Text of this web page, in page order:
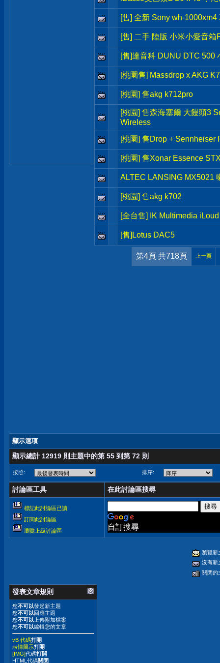
[售] 全新 Sony wh-1000xm4
[售] 二手 陸版 小米小愛音箱
[售]達音科 DUNU DTC 500
[桃園售] Massdrop x AKG
[桃園] 售akg k712pro
[桃園] 售森海塞爾 大饅頭3
Wireless
[桃園] 售Drop + Sennheiser
[桃園] 售Xonar Essence
ALTEC LANSING MX5021
[桃園] 售akg k702
[全台售] IK Multimedia
[售]Lotus DAC5
第4頁 共718頁 上一頁
顯示選項
顯示總計 12919 則主題中的第 55 到第 72 則
按照: 排序:
討論區工具 在此討論區搜尋
標記此討論區已讀
訂閱此討論區
瀏覽上級討論區
自訂搜尋
瀏覽新
沒有新
關閉的
發表文章規則
您不可以發起新主題
您不可以回應主題
您不可以 上傳附加檔案
您不可以編輯您的文章
vB 代碼打開
表情圖示打開
[IMG]代碼打開
HTML代碼關閉